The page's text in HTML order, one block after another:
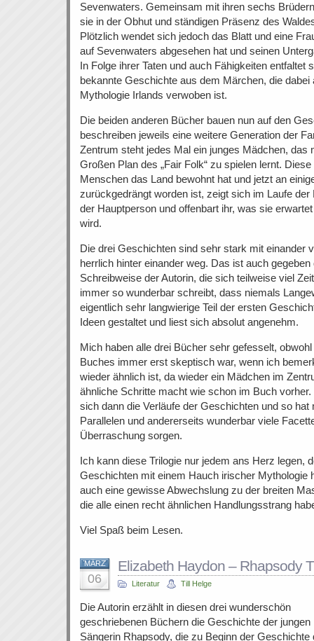
Sevenwaters. Gemeinsam mit ihren sechs
sie in der Obhut und ständigen Präsenz des
Plötzlich wendet sich jedoch das Blatt und eine
auf Sevenwaters abgesehen hat und seinen
In Folge ihrer Taten und auch Fähigkeiten entfaltet
bekannte Geschichte aus dem Märchen, die dabei
Mythologie Irlands verwoben ist.
Die beiden anderen Bücher bauen nun auf den
beschreiben jeweils eine weitere Generation der
Zentrum steht jedes Mal ein junges Mädchen, das
Großen Plan des „Fair Folk“ zu spielen lernt.
Menschen das Land bewohnt hat und jetzt an
zurückgedrängt worden ist, zeigt sich im Laufe
der Hauptperson und offenbart ihr, was sie
wird.
Die drei Geschichten sind sehr stark mit einander
herrlich hinter einander weg. Das ist auch
Schreibweise der Autorin, die sich teilweise viel
immer so wunderbar schreibt, dass niemals
eigentlich sehr langwierige Teil der ersten
Ideen gestaltet und liest sich absolut angenehm.
Mich haben alle drei Bücher sehr gefesselt,
Buches immer erst skeptisch war, wenn ich
wieder ähnlich ist, da wieder ein Mädchen im
ähnliche Schritte macht wie schon im Buch
sich dann die Verläufe der Geschichten und so
Parallelen und andererseits wunderbar viele
Überraschung sorgen.
Ich kann diese Trilogie nur jedem ans Herz legen,
Geschichten mit einem Hauch irischer Mythologie
auch eine gewisse Abwechslung zu der breiten
die alle einen recht ähnlichen Handlungsstrang
Viel Spaß beim Lesen.
MÄRZ
06
Elizabeth Haydon – Rhapsody
Literatur Till Helge
Die Autorin erzählt in diesen drei wunderschön
geschriebenen Büchern die Geschichte der jungen
Sängerin Rhapsody, die zu Beginn der Geschichte